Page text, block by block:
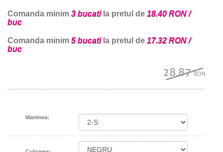
Comanda minim 3 bucatila pretul de 18.40 RON /
buc
Comanda minim 5 bucatila pretul de 17.32 RON /
buc
28.87RON
Marimea: